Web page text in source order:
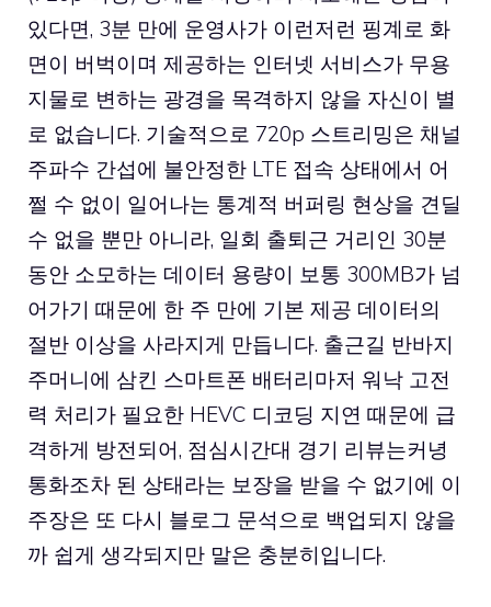
있다면, 3분 만에 운영사가 이런저런 핑계로 화
면이 버벅이며 제공하는 인터넷 서비스가 무용
지물로 변하는 광경을 목격하지 않을 자신이 별
로 없습니다. 기술적으로 720p 스트리밍은 채널
주파수 간섭에 불안정한 LTE 접속 상태에서 어
쩔 수 없이 일어나는 통계적 버퍼링 현상을 견딜
수 없을 뿐만 아니라, 일회 출퇴근 거리인 30분
동안 소모하는 데이터 용량이 보통 300MB가 넘
어가기 때문에 한 주 만에 기본 제공 데이터의
절반 이상을 사라지게 만듭니다. 출근길 반바지
주머니에 삼킨 스마트폰 배터리마저 워낙 고전
력 처리가 필요한 HEVC 디코딩 지연 때문에 급
격하게 방전되어, 점심시간대 경기 리뷰는커녕
통화조차 된 상태라는 보장을 받을 수 없기에 이
주장은 또 다시 블로그 문석으로 백업되지 않을
까 쉽게 생각되지만 말은 충분히입니다.